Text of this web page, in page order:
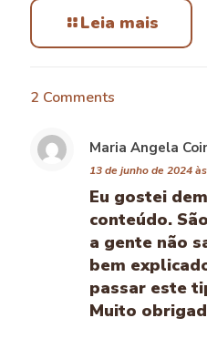
Leia mais
2 Comments
Maria Angela
13 de junho de 2024
Eu gostei
conteúdo.
a gente não
bem
passar este
Muito